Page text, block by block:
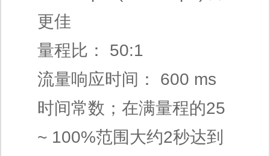
更佳
量程比： 50:1
流量响应时间： 600 ms
时间常数；在满量程的25
~ 100%范围大约2秒达到